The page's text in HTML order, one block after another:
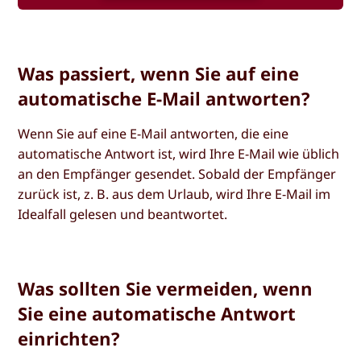
Was passiert, wenn Sie auf eine
automatische E-Mail antworten?
Wenn Sie auf eine E-Mail antworten, die eine
automatische Antwort ist, wird Ihre E-Mail wie üblich
an den Empfänger gesendet. Sobald der Empfänger
zurück ist, z. B. aus dem Urlaub, wird Ihre E-Mail im
Idealfall gelesen und beantwortet.
Was sollten Sie vermeiden, wenn
Sie eine automatische Antwort
einrichten?